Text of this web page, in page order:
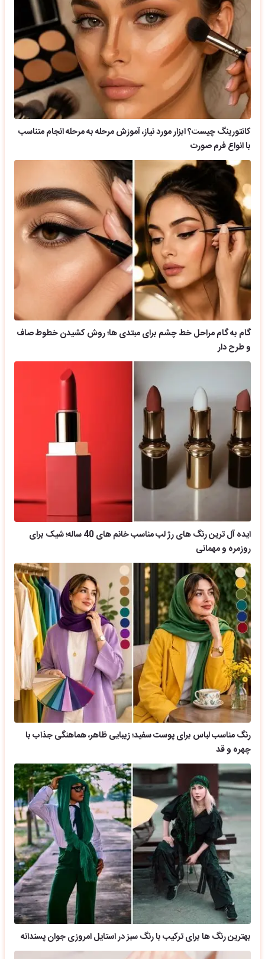
کانتورینگ چیست؟ ابزار مورد نیاز، آموزش مرحله به مرحله انجام متناسب
با انواع فرم صورت
گام به گام مراحل خط چشم برای مبتدی ها؛ روش کشیدن خطوط صاف
و طرح دار
ایده آل ترین رنگ های رژ لب مناسب خانم های 40 ساله؛ شیک برای
روزمره و مهمانی
رنگ مناسب لباس برای پوست سفید؛ زیبایی ظاهر، هماهنگی جذاب با
چهره و قد
بهترین رنگ ها برای ترکیب با رنگ سبز در استایل امروزی جوان پسندانه